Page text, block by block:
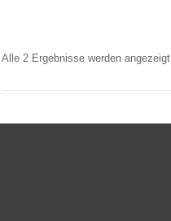
Alle 2 Ergebnisse werden angezeigt